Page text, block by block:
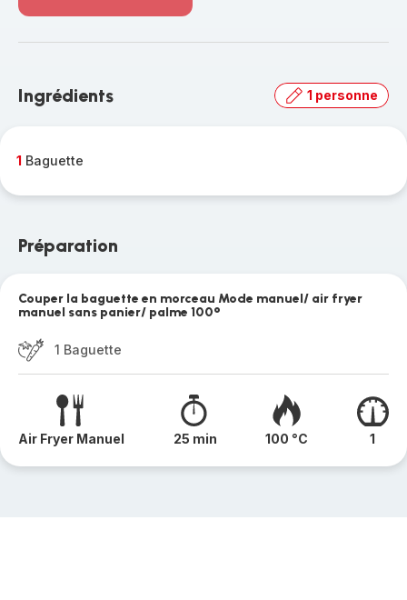
-
gamme
Ingrédients 1 personne
1 Baguette
Préparation
Couper la baguette en morceau Mode manuel/ air fryer
manuel sans panier/ palme 100°
1 Baguette
Air Fryer Manuel 25 min 100 °C 1